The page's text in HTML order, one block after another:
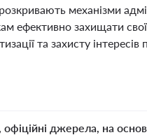
механізми
ефективно захищати
та захисту інтересів
джерела, на